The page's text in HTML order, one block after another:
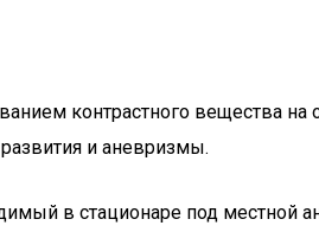
контрастного вещества
и аневризмы.
в стационаре под местной